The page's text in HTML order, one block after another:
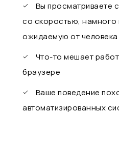
Вы просматриваете
со скоростью,
ожидаемую от человека
Что-то мешает
браузере
Ваше поведение
автоматизированных